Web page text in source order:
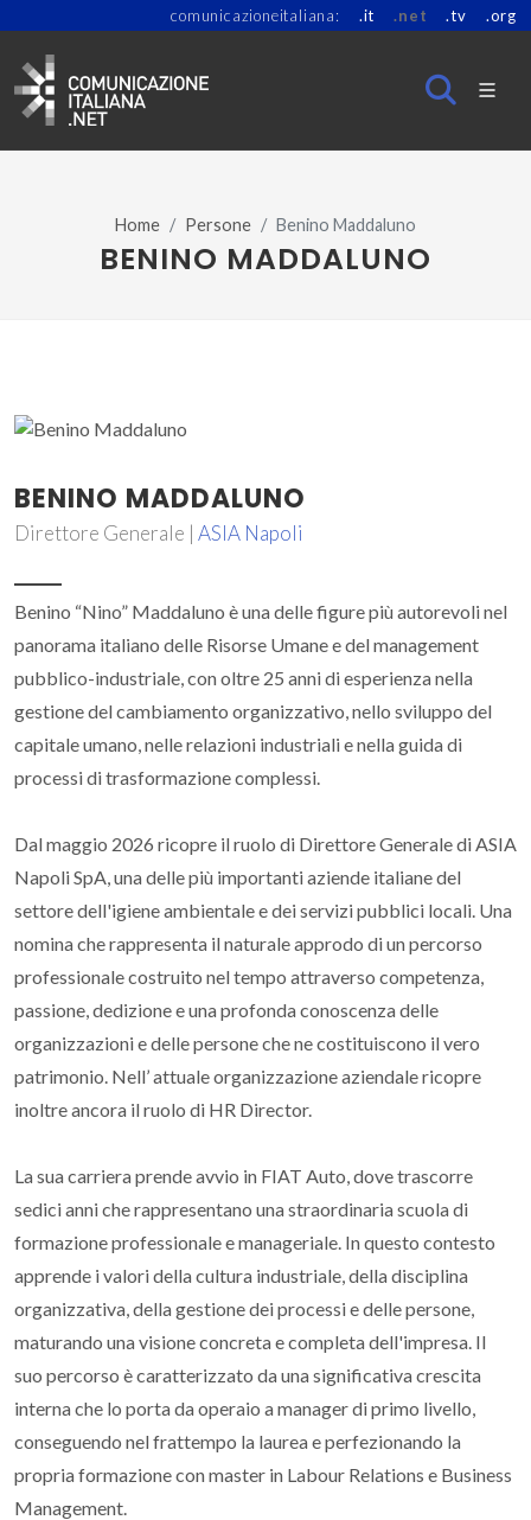
comunicazioneitaliana: .it .net .tv .org
Home Persone Benino Maddaluno
BENINO MADDALUNO
BENINO MADDALUNO
Direttore Generale | ASIA Napoli
Benino “Nino” Maddaluno è una delle figure più autorevoli nel
panorama italiano delle Risorse Umane e del management
pubblico-industriale, con oltre 25 anni di esperienza nella
gestione del cambiamento organizzativo, nello sviluppo del
capitale umano, nelle relazioni industriali e nella guida di
processi di trasformazione complessi.
Dal maggio 2026 ricopre il ruolo di Direttore Generale di ASIA
Napoli SpA, una delle più importanti aziende italiane del
settore dell'igiene ambientale e dei servizi pubblici locali. Una
nomina che rappresenta il naturale approdo di un percorso
professionale costruito nel tempo attraverso competenza,
passione, dedizione e una profonda conoscenza delle
organizzazioni e delle persone che ne costituiscono il vero
patrimonio. Nell’ attuale organizzazione aziendale ricopre
inoltre ancora il ruolo di HR Director.
La sua carriera prende avvio in FIAT Auto, dove trascorre
sedici anni che rappresentano una straordinaria scuola di
formazione professionale e manageriale. In questo contesto
apprende i valori della cultura industriale, della disciplina
organizzativa, della gestione dei processi e delle persone,
maturando una visione concreta e completa dell'impresa. Il
suo percorso è caratterizzato da una significativa crescita
interna che lo porta da operaio a manager di primo livello,
conseguendo nel frattempo la laurea e perfezionando la
propria formazione con master in Labour Relations e Business
Management.